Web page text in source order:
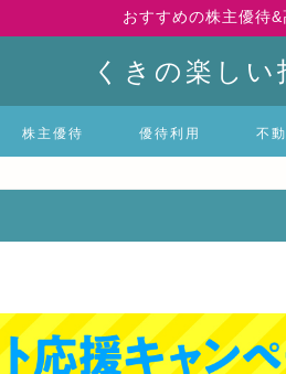
おすすめの株主優待&
くきの楽しい
株主優待 優待利用 不